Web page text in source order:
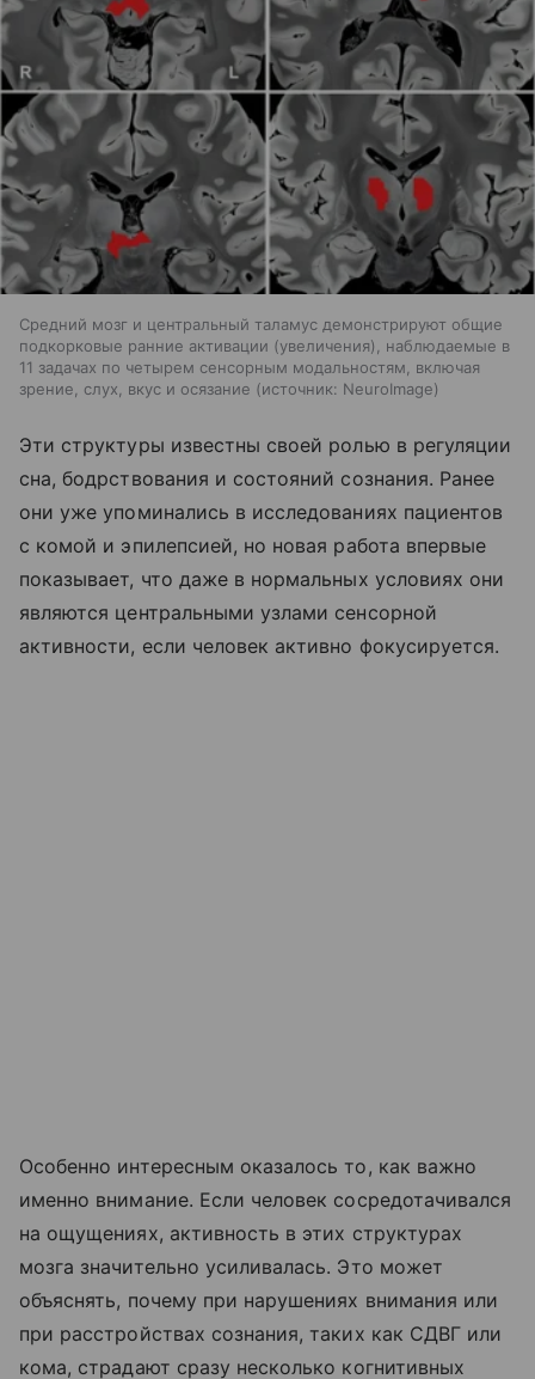
Средний мозг и центральный таламус демонстрируют общие
подкорковые ранние активации (увеличения), наблюдаемые в
11 задачах по четырем сенсорным модальностям, включая
зрение, слух, вкус и осязание
источник: NeuroImage
Эти структуры известны своей ролью в регуляции
сна, бодрствования и состояний сознания. Ранее
они уже упоминались в исследованиях пациентов
с комой и эпилепсией, но новая работа впервые
показывает, что даже в нормальных условиях они
являются центральными узлами сенсорной
активности, если человек активно фокусируется.
Особенно интересным оказалось то, как важно
именно внимание. Если человек сосредотачивался
на ощущениях, активность в этих структурах
мозга значительно усиливалась. Это может
объяснять, почему при нарушениях внимания или
при расстройствах сознания, таких как СДВГ или
кома, страдают сразу несколько когнитивных